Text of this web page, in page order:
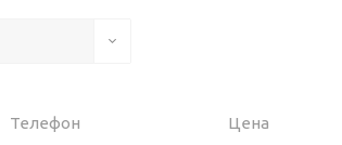
Телефон Цена